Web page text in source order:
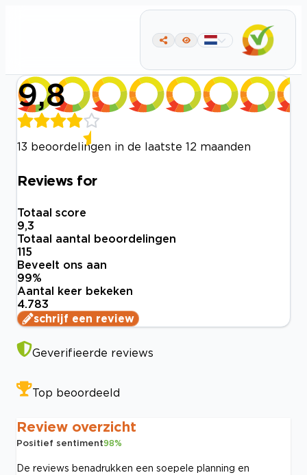
9,8
13 beoordelingen in de laatste 12 maanden
Reviews for
Totaal score
9,3
Totaal aantal beoordelingen
115
Beveelt ons aan
99%
Aantal keer bekeken
4.783
schrijf een review
Geverifieerde reviews
Top beoordeeld
Review overzicht
Positief sentiment98%
De reviews benadrukken een soepele planning en